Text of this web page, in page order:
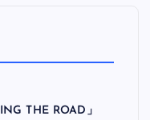
THE ROAD」